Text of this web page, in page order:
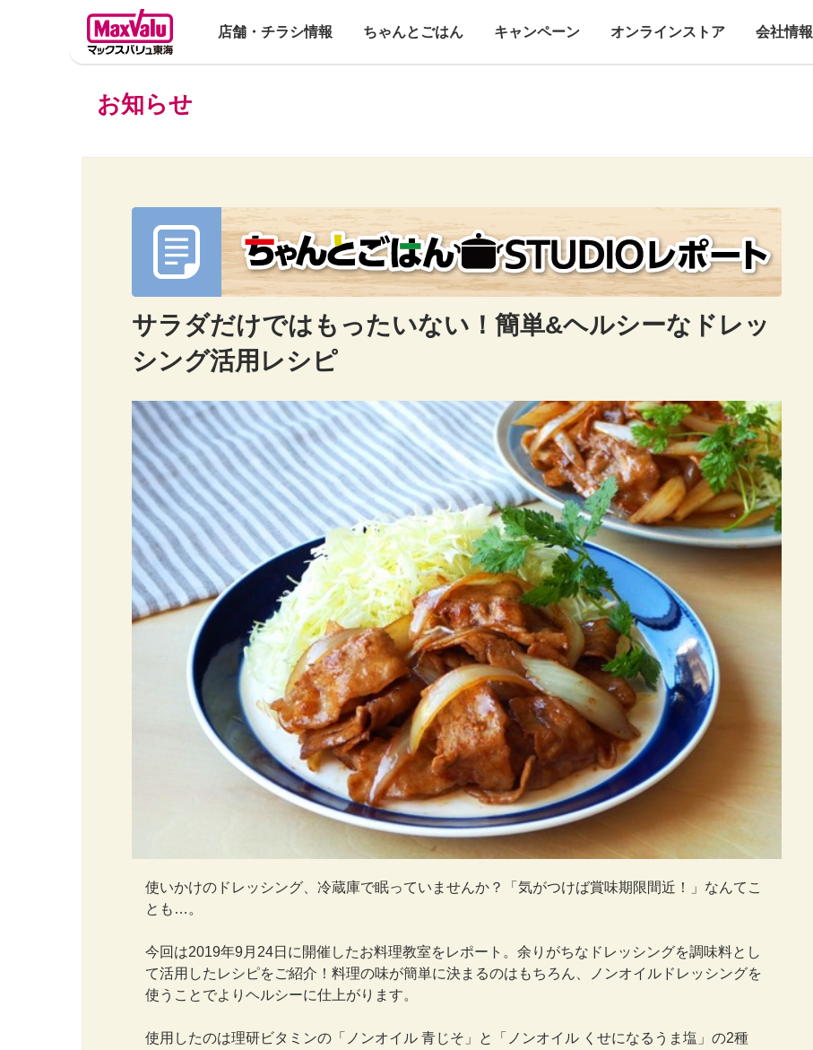
店舗・チラシ情報 ちゃんとごはん キャンペーン オンラインストア 会社情報
お知らせ
サラダだけではもったいない！簡単&ヘルシーなドレッ
シング活用レシピ
使いかけのドレッシング、冷蔵庫で眠っていませんか？「気がつけば賞味期限間近！」なんてこ
とも…。
今回は2019年9月24日に開催したお料理教室をレポート。余りがちなドレッシングを調味料とし
て活用したレシピをご紹介！料理の味が簡単に決まるのはもちろん、ノンオイルドレッシングを
使うことでよりヘルシーに仕上がります。
使用したのは理研ビタミンの「ノンオイル 青じそ」と「ノンオイル くせになるうま塩」の2種